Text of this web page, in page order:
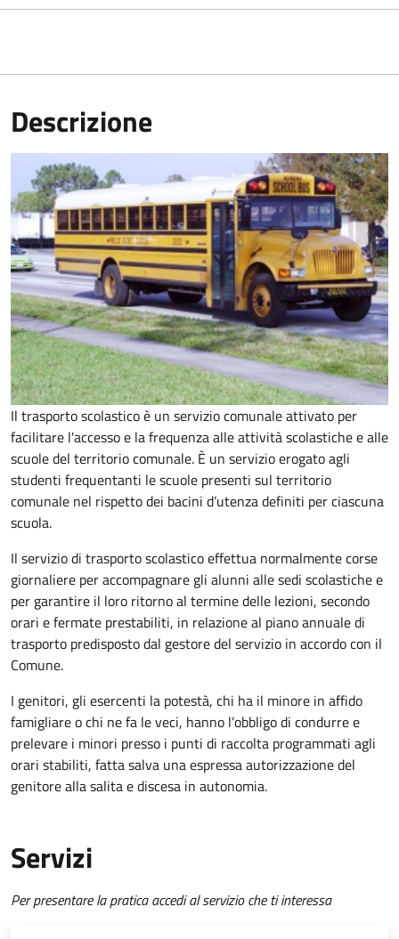
Descrizione
Il trasporto scolastico è un servizio comunale attivato per
facilitare l'accesso e la frequenza alle attività scolastiche e alle
scuole del territorio comunale. È un servizio erogato agli
studenti frequentanti le scuole presenti sul territorio
comunale nel rispetto dei bacini d’utenza definiti per ciascuna
scuola.
Il servizio di trasporto scolastico effettua normalmente corse
giornaliere per accompagnare gli alunni alle sedi scolastiche e
per garantire il loro ritorno al termine delle lezioni, secondo
orari e fermate prestabiliti, in relazione al piano annuale di
trasporto predisposto dal gestore del servizio in accordo con il
Comune.
I genitori, gli esercenti la potestà, chi ha il minore in affido
famigliare o chi ne fa le veci, hanno l’obbligo di condurre e
prelevare i minori presso i punti di raccolta programmati agli
orari stabiliti, fatta salva una espressa autorizzazione del
genitore alla salita e discesa in autonomia.
Servizi
Per presentare la pratica accedi al servizio che ti interessa